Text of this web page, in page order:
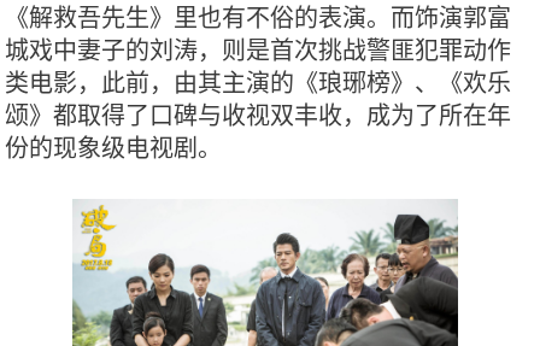
《解救吾先生》里也有不俗的表演。而饰演郭富
城戏中妻子的刘涛，则是首次挑战警匪犯罪动作
类电影，此前，由其主演的《琅琊榜》、《欢乐
颂》都取得了口碑与收视双丰收，成为了所在年
份的现象级电视剧。